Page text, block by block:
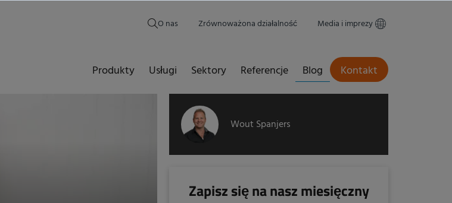
O nas Zrównoważona działalność Media i imprezy
Produkty Usługi Sektory Referencje Blog Kontakt
Wout Spanjers
Zapisz się na nasz miesięczny